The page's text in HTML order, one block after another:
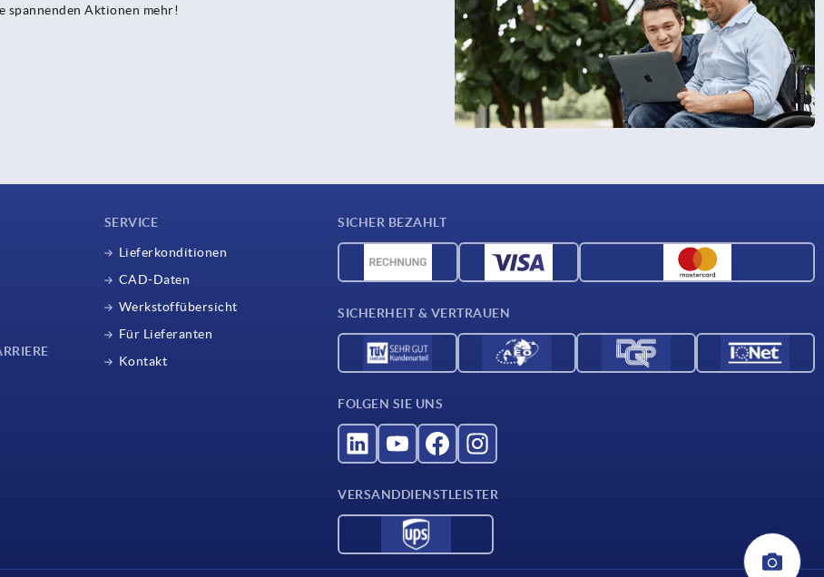
spannenden Aktionen mehr!
SERVICE
Lieferkonditionen
CAD-Daten
Werkstoffübersicht
Für Lieferanten
Kontakt
SICHER BEZAHLT
SICHERHEIT & VERTRAUEN
FOLGEN SIE UNS
VERSANDDIENSTLEISTER